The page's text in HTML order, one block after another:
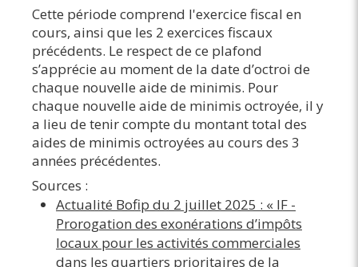
Cette période comprend l'exercice fiscal en
cours, ainsi que les 2 exercices fiscaux
précédents. Le respect de ce plafond
s’apprécie au moment de la date d’octroi de
chaque nouvelle aide de minimis. Pour
chaque nouvelle aide de minimis octroyée, il y
a lieu de tenir compte du montant total des
aides de minimis octroyées au cours des 3
années précédentes.
Sources :
Actualité Bofip du 2 juillet 2025 : « IF -
Prorogation des exonérations d’impôts
locaux pour les activités commerciales
dans les quartiers prioritaires de la